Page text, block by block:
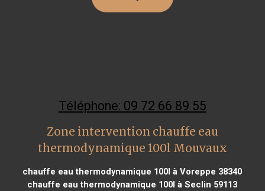
Téléphone: 09 72 66 89 55
Zone intervention chauffe eau
thermodynamique 100l Mouvaux
chauffe eau thermodynamique 100l à Voreppe 38340
chauffe eau thermodynamique 100l à Seclin 59113